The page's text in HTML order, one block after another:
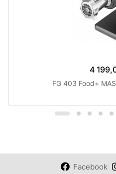
4
FG 403 Food+
Facebook